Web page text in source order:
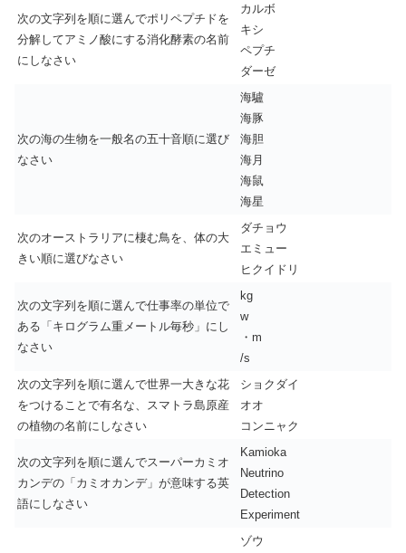
次の文字列を順に選んでポリペプチドを
分解してアミノ酸にする消化酵素の名前
にしなさい
カルボ
キシ
ペプチ
ダーゼ
次の海の生物を一般名の五十音順に選び
なさい
海驢
海豚
海胆
海月
海鼠
海星
次のオーストラリアに棲む鳥を、体の大
きい順に選びなさい
ダチョウ
エミュー
ヒクイドリ
次の文字列を順に選んで仕事率の単位で
ある「キログラム重メートル毎秒」にし
なさい
kg
w
・m
/s
次の文字列を順に選んで世界一大きな花
をつけることで有名な、スマトラ島原産
の植物の名前にしなさい
ショクダイ
オオ
コンニャク
次の文字列を順に選んでスーパーカミオ
カンデの「カミオカンデ」が意味する英
語にしなさい
Kamioka
Neutrino
Detection
Experiment
ゾウ